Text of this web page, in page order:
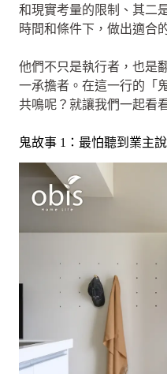
和現實考量的限制、其二
時間和條件下，做出適合
他們不只是執行者，也是
一承擔者。在這一行的「
共鳴呢？就讓我們一起看
鬼故事 1：最怕聽到業主